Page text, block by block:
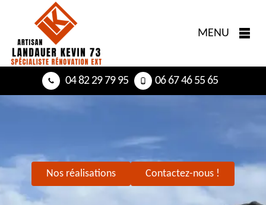
MENU
04 82 29 79 95 06 67 46 55 65
Nos réalisations Contactez-nous !